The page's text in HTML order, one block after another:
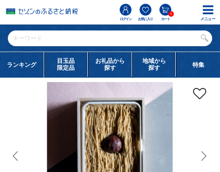
ログイン お気に入り カート
0
ランキング
目玉品
限定品
お礼品から
探す
地域から
探す
特集
メニュー